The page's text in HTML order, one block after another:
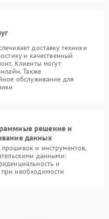
доставку техники
и качественный
Клиенты могут
Также
обслуживание для
решение и
данных
и инструментов,
данными:
и
необходимости